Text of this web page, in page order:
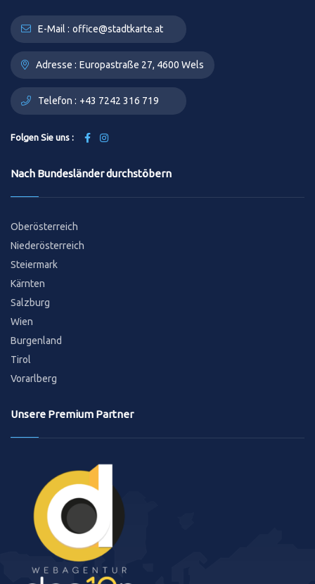
E-Mail : office@stadtkarte.at
Adresse : Europastraße 27, 4600 Wels
Telefon : +43 7242 316 719
Folgen Sie uns :
Nach Bundesländer durchstöbern
Oberösterreich
Niederösterreich
Steiermark
Kärnten
Salzburg
Wien
Burgenland
Tirol
Vorarlberg
Unsere Premium Partner